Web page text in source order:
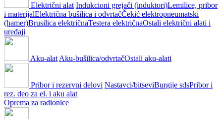
Električni alat Indukcioni grejači (induktori)Lemilice, pribor
i materijalElektrična bušilica i odvrtačČekić elektropneumatski
(hamer)Brusilica električnaTestera električnaOstali električni alati i
uređaji
Aku-alat Aku-bušilica/odvrtačOstali aku-alati
Pribor i rezervni delovi Nastavci/bitseviBurgije sdsPribor i
rez. deo za el. i aku alat
Oprema za radionice